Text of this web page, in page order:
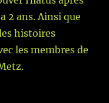
2 ans. Ainsi que
histoires
les membres de